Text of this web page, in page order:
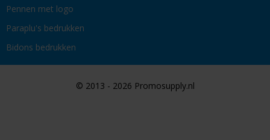
Pennen met logo
Paraplu's bedrukken
Bidons bedrukken
© 2013 - 2026 Promosupply.nl